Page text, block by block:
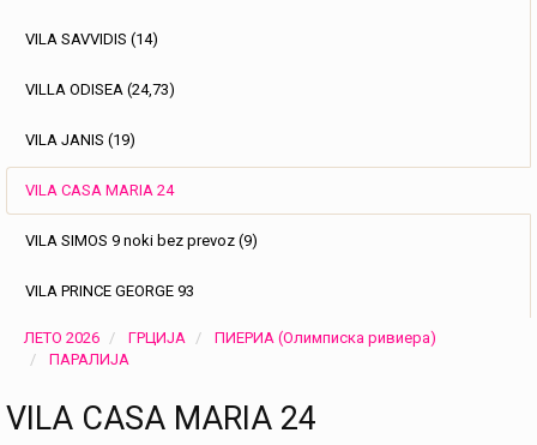
VILA SAVVIDIS (14)
VILLA ODISEA (24,73)
VILA JANIS (19)
VILA CASA MARIA 24
VILA SIMOS 9 noki bez prevoz (9)
VILA PRINCE GEORGE 93
ЛЕТО 2026 ГРЦИЈА
ПИЕРИА (Олимписка ривиера)
ПАРАЛИЈА
VILA CASA MARIA 24